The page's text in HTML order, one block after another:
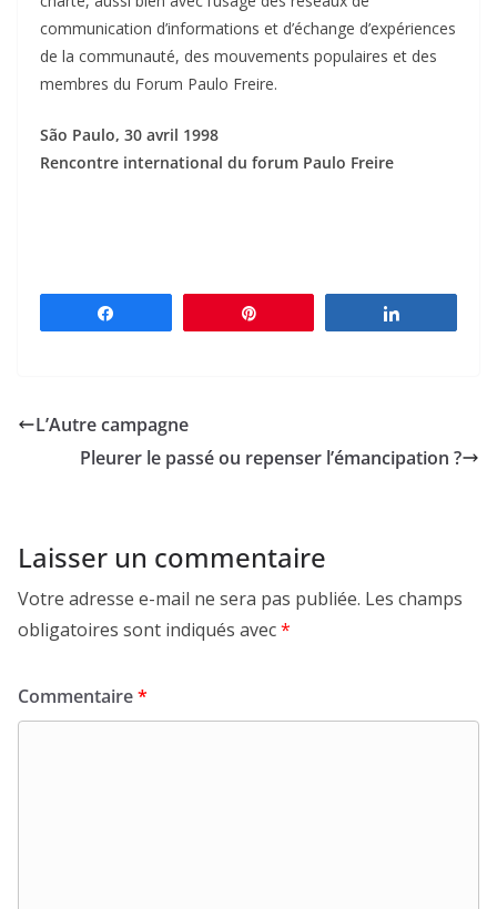
communication d’informations et d’échange d’expériences
de la communauté, des mouvements populaires et des
membres du Forum Paulo Freire.
São Paulo, 30 avril 1998
Rencontre international du forum Paulo Freire
L’Autre campagne
Pleurer le passé ou repenser l’émancipation ?
Laisser un commentaire
Votre adresse e-mail ne sera pas publiée. Les champs
obligatoires sont indiqués avec*
Commentaire*